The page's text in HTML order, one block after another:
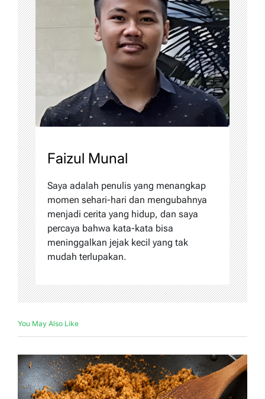
Faizul Munal
Saya adalah penulis yang menangkap
momen sehari-hari dan mengubahnya
menjadi cerita yang hidup, dan saya
percaya bahwa kata-kata bisa
meninggalkan jejak kecil yang tak
mudah terlupakan.
You May Also Like